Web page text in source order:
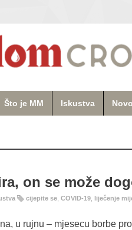
Što je MM Iskustva
on se može
cijepite se COVID-19 liječenje
u rujnu – mjesecu borbe